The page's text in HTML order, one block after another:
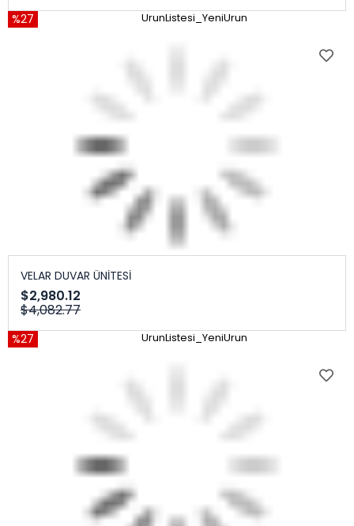
%27 UrunListesi_YeniUrun
VELAR DUVAR ÜNİTESİ
$2,980.12
$4,082.77
%27 UrunListesi_YeniUrun